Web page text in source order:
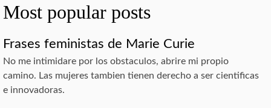
Most popular posts
Frases feministas de Marie Curie
No me intimidare por los obstaculos, abrire mi propio
camino. Las mujeres tambien tienen derecho a ser cientificas
e innovadoras.